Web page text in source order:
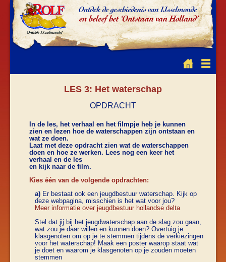
LES 3: Het waterschap
OPDRACHT
In de les, het verhaal en het filmpje heb je kunnen
zien en lezen hoe de waterschappen zijn ontstaan en
wat ze doen.
Laat met deze opdracht zien wat de waterschappen
doen en hoe ze werken. Lees nog een keer het
verhaal en de les
en kijk naar de film.
Kies één van de volgende opdrachten:
a) Er bestaat ook een jeugdbestuur waterschap. Kijk op
deze webpagina, misschien is het wat voor jou?
Meer informatie over jeugdbestuur hollandse delta
Stel dat jij bij het jeugdwaterschap aan de slag zou gaan,
wat zou je daar willen en kunnen doen? Overtuig je
klasgenoten om op je te stemmen tijdens de verkiezingen
voor het waterschap! Maak een poster waarop staat wat
je doet en waarom je klasgenoten op je zouden moeten
stemmen